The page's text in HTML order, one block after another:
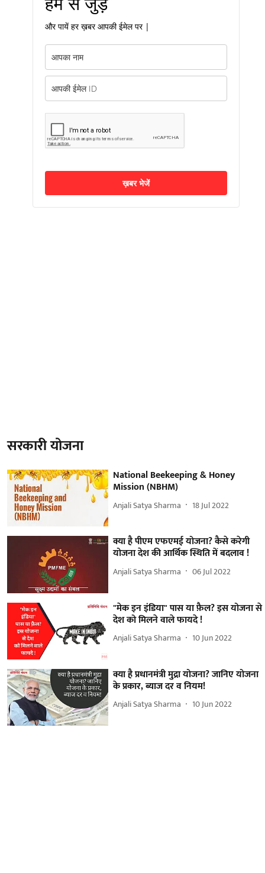
और पायें हर ख़बर आपकी ईमेल पर |
ख़बर भेजें
सरकारी योजना
National Beekeeping & Honey
Mission (NBHM)
Anjali Satya Sharma 18 Jul 2022
क्या है पीएम एफएमई योजना? कैसे करेगी
योजना देश की आर्थिक स्थिति में बदलाव !
Anjali Satya Sharma 06 Jul 2022
"मेक इन इंडिया" पास या फ़ैल? इस योजना से
देश को मिलने वाले फायदे !
Anjali Satya Sharma 10 Jun 2022
क्या है प्रधानमंत्री मुद्रा योजना? जानिए योजना
के प्रकार, ब्याज दर व नियम!
Anjali Satya Sharma 10 Jun 2022